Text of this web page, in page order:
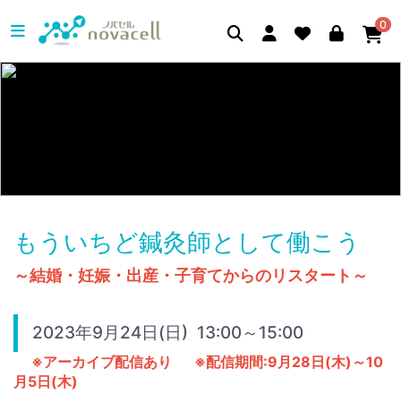
0
もういちど鍼灸師として働こう
～結婚・妊娠・出産・子育てからのリスタート～
2023年9月24日(日) 13:00～15:00
※アーカイブ配信あり
※配信期間:9月28日(木)～10
月5日(木)